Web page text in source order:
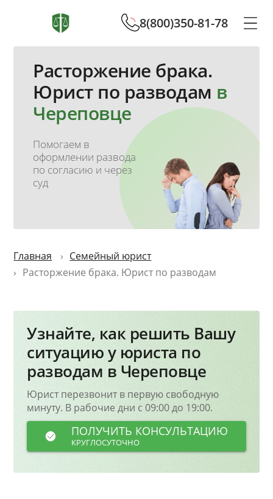
8(800)350-81-78
Расторжение брака.
Юрист по разводам в
Череповце
Помогаем в
оформлении развода
по согласию и через
суд
Главная
Семейный юрист
Расторжение брака. Юрист по разводам
Узнайте, как решить Вашу
ситуацию у юриста по
разводам в Череповце
Юрист перезвонит в первую свободную
минуту. В рабочие дни с 09:00 до 19:00.
ПОЛУЧИТЬ КОНСУЛЬТАЦИЮ
КРУГЛОСУТОЧНО